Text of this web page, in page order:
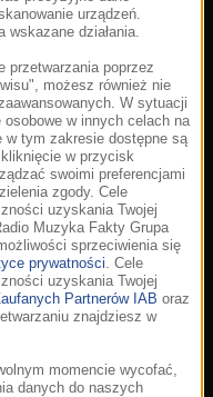
urządzeń.
wskazane działania.
przetwarzania poprzez
możesz również nie
W sytuacji
w innych celach na
w tym zakresie dostępne są
w przycisk
swoimi preferencjami
zgody. Cele
uzyskania Twojej
Muzyka Fakty Grupa
sprzeciwienia się
prywatności. Cele
uzyskania Twojej
Partnerów IAB oraz
znajdziesz w
momencie wycofać,
danych do naszych